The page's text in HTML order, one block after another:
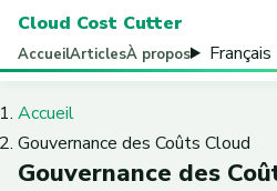
Cloud Cost Cutter
AccueilArticlesÀ propos Français
Accueil
Gouvernance des Coûts Cloud
Gouvernance des